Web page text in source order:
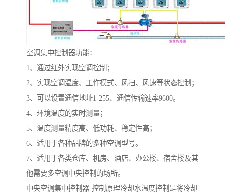
空调集中控制器功能：
1、通过红外实现空调控制；
2、实现空调温度、工作模式、风扫、风速等状态控制；
3、可以设置通信地址1-255、通信传输速率9600。
4、环境温度的实时测量；
5、温度测量精度高、低功耗、稳定性高；
6、适用于各种品牌的多种空调型号。
7、适用于各类仓库、机房、酒店、办公楼、宿舍楼及其
他需要多空调中央控制的场所。
中央空调集中控制器-控制原理冷却水温度控制是将冷却